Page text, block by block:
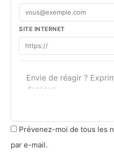
SITE INTERNET
Prévenez-moi de tous les
par e-mail.